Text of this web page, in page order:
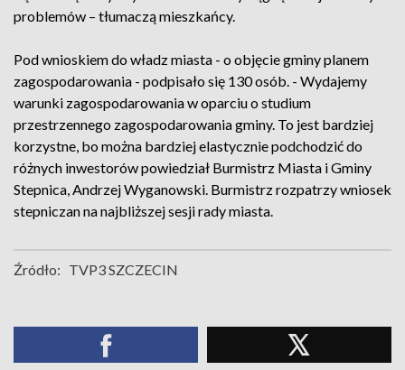
problemów – tłumaczą mieszkańcy.
Pod wnioskiem do władz miasta - o objęcie gminy planem
zagospodarowania - podpisało się 130 osób. - Wydajemy
warunki zagospodarowania w oparciu o studium
przestrzennego zagospodarowania gminy. To jest bardziej
korzystne, bo można bardziej elastycznie podchodzić do
różnych inwestorów powiedział Burmistrz Miasta i Gminy
Stepnica, Andrzej Wyganowski. Burmistrz rozpatrzy wniosek
stepniczan na najbliższej sesji rady miasta.
Źródło: TVP3 SZCZECIN